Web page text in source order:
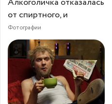
от спиртного, и
Фотографии